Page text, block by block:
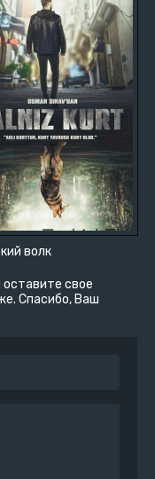
волк
свое
Спасибо, Ваш